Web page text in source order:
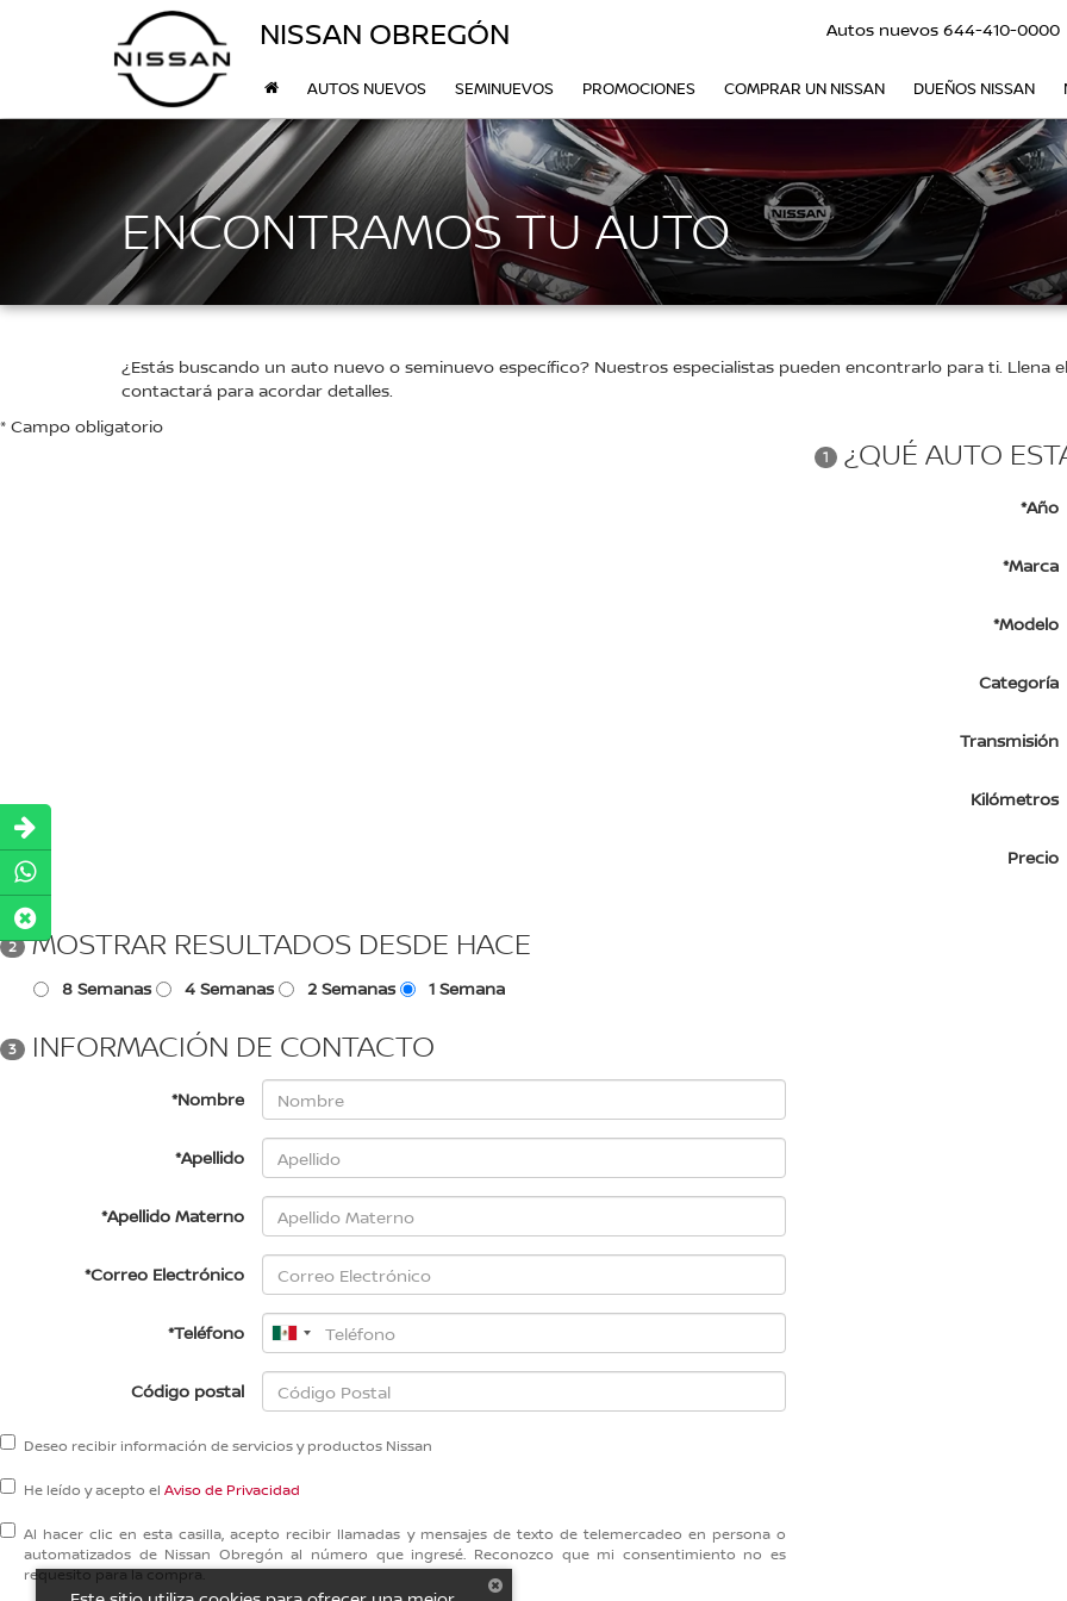
NISSAN OBREGÓN Autos nuevos 644-410-0000
AUTOS NUEVOS SEMINUEVOS PROMOCIONES COMPRAR UN NISSAN DUEÑOS NISSAN
ENCONTRAMOS TU AUTO
¿Estás buscando un auto nuevo o seminuevo específico? Nuestros especialistas pueden encontrarlo para ti. Llena
contactará para acordar detalles.
* Campo obligatorio
1 ¿QUÉ AUTO
*Año
*Marca
*Modelo
Categoría
Transmisión
Kilómetros
Precio
2 MOSTRAR RESULTADOS DESDE HACE
8 Semanas 4 Semanas 2 Semanas 1 Semana
3 INFORMACIÓN DE CONTACTO
*Nombre
*Apellido
*Apellido Materno
*Correo Electrónico
*Teléfono
Código postal
Deseo recibir información de servicios y productos Nissan
He leído y acepto el Aviso de Privacidad
Al hacer clic en esta casilla, acepto recibir llamadas y mensajes de texto de telemercadeo en persona o
automatizados de Nissan Obregón al número que ingresé. Reconozco que mi consentimiento no es
requesito para la compra.